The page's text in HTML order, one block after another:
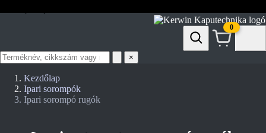
0
Termék
keresése
×
Kezdőlap
Ipari sorompók
Ipari sorompó rugók